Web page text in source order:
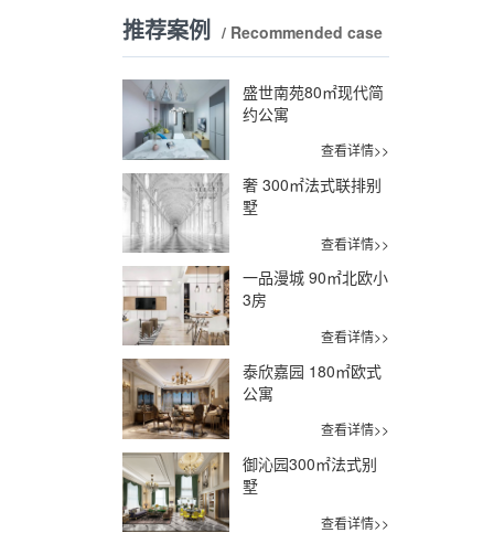
推荐案例 / Recommended case
盛世南苑80㎡现代简
约公寓
查看详情>>
奢 300㎡法式联排别
墅
查看详情>>
一品漫城 90㎡北欧小
3房
查看详情>>
泰欣嘉园 180㎡欧式
公寓
查看详情>>
御沁园300㎡法式别
墅
查看详情>>